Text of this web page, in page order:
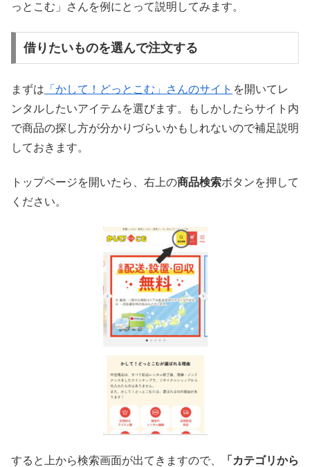
っとこむ」さんを例にとって説明してみます。
借りたいものを選んで注文する
まずは 「かして！どっとこむ」さんのサイト を開いてレ
ンタルしたいアイテムを選びます。もしかしたらサイト内
で商品の探し方が分かりづらいかもしれないので補足説明
しておきます。
トップページを開いたら、右上の商品検索ボタンを押して
ください。
すると上から検索画面が出てきますので、
「カテゴリから